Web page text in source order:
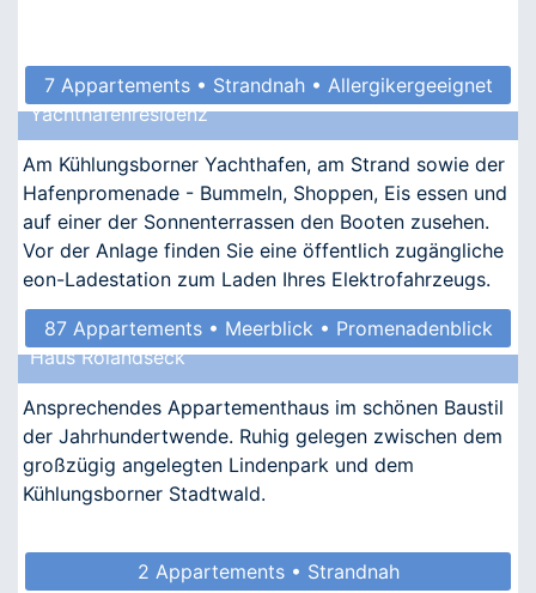
7 Appartements • Strandnah • Allergikergeeignet
Yachthafenresidenz
Am Kühlungsborner Yachthafen, am Strand sowie der
Hafenpromenade - Bummeln, Shoppen, Eis essen und
auf einer der Sonnenterrassen den Booten zusehen.
Vor der Anlage finden Sie eine öffentlich zugängliche
eon-Ladestation zum Laden Ihres Elektrofahrzeugs.
87 Appartements • Meerblick • Promenadenblick
• Kindgerecht • Barrierefrei
Haus Rolandseck
Ansprechendes Appartementhaus im schönen Baustil
der Jahrhundertwende. Ruhig gelegen zwischen dem
großzügig angelegten Lindenpark und dem
Kühlungsborner Stadtwald.
2 Appartements • Strandnah